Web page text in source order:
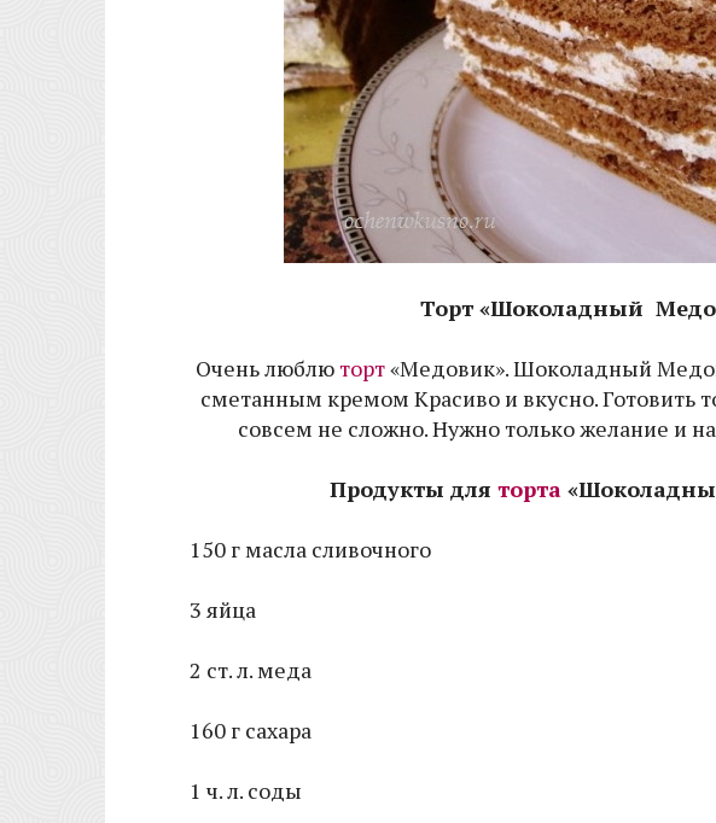
Торт «Шоколадный
Очень люблюторт«Медовик». Шоколадный
сметанным кремом Красиво и вкусно. Готовить
совсем не сложно. Нужно только желание и
Продукты для торта
150 г масла сливочного
3 яйца
2 ст. л. меда
160 г сахара
1 ч. л. соды